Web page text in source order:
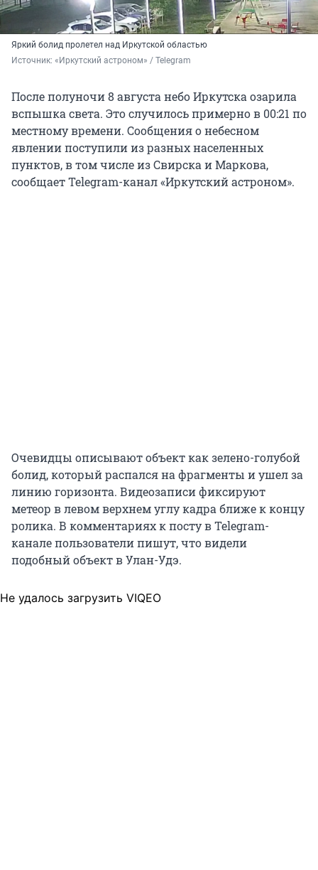
Яркий болид пролетел над Иркутской областью
Источник: «Иркутский астроном» / Telegram
После полуночи 8 августа небо Иркутска озарила
вспышка света. Это случилось примерно в 00:21 по
местному времени. Сообщения о небесном
явлении поступили из разных населенных
пунктов, в том числе из Свирска и Маркова,
сообщает Telegram-канал «Иркутский астроном».
Очевидцы описывают объект как зелено-голубой
болид, который распался на фрагменты и ушел за
линию горизонта. Видеозаписи фиксируют
метеор в левом верхнем углу кадра ближе к концу
ролика. В комментариях к посту в Telegram-
канале пользователи пишут, что видели
подобный объект в Улан-Удэ.
Не удалось загрузить VIQEO